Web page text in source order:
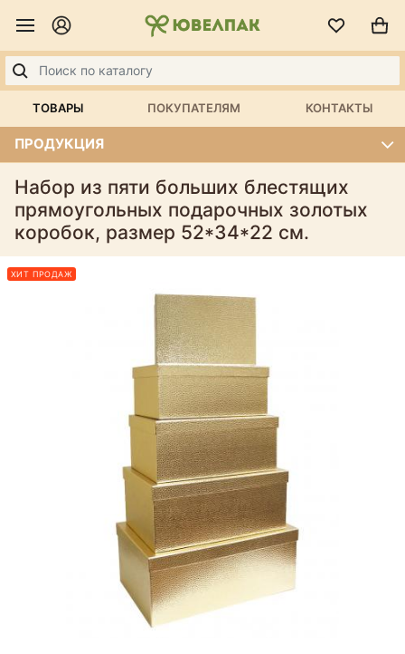
ТОВАРЫ ПОКУПАТЕЛЯМ КОНТАКТЫ
ПРОДУКЦИЯ
Набор из пяти больших блестящих
прямоугольных подарочных золотых
коробок, размер 52*34*22 см.
ХИТ ПРОДАЖ